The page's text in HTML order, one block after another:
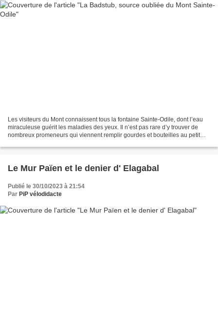
Les visiteurs du Mont connaissent tous la fontaine Sainte-Odile, dont l’eau
miraculeuse guérit les maladies des yeux. Il n’est pas rare d’y trouver de
nombreux promeneurs qui viennent remplir gourdes et bouteilles au petit
Le Mur Païen et le denier d' Elagabal
Publié le 30/10/2023 à 21:54
Par PiP vélodidacte